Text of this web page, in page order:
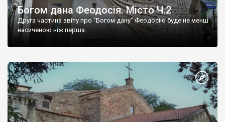
Богом дана Феодосія. Місто Ч.2
Друга частина звіту про "Богом дану" Феодосію буде не менш
насиченою ніж перша.